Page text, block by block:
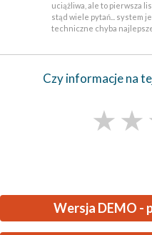
uciążliwa, ale to pierwsza
stąd wiele pytań... system
techniczne chyba najlepsze
Czy informacje na
★★
Wersja DEMO -